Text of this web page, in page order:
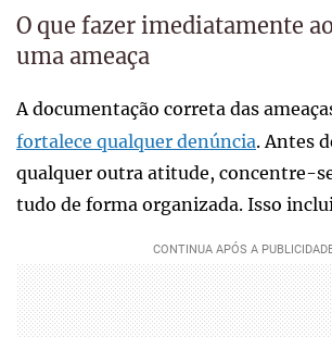
O que fazer imediatamente
uma ameaça
A documentação correta das
fortalece qualquer denúncia. Antes
qualquer outra atitude, concentre-
tudo de forma organizada. Isso